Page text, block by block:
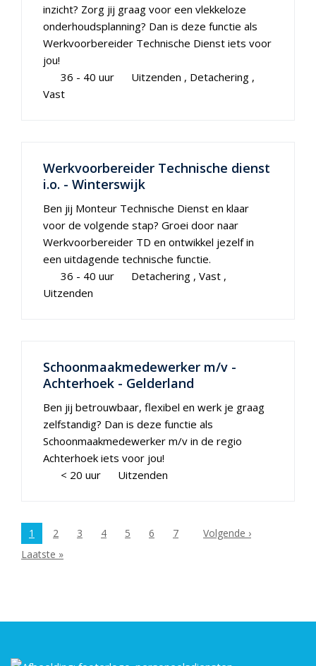
inzicht? Zorg jij graag voor een vlekkeloze
onderhoudsplanning? Dan is deze functie als
Werkvoorbereider Technische Dienst iets voor
jou!
36 - 40 uur
Uitzenden
Detachering
Vast
Werkvoorbereider Technische dienst
i.o. - Winterswijk
Ben jij Monteur Technische Dienst en klaar
voor de volgende stap? Groei door naar
Werkvoorbereider TD en ontwikkel jezelf in
een uitdagende technische functie.
36 - 40 uur
Detachering Vast
Uitzenden
Schoonmaakmedewerker m/v -
Achterhoek - Gelderland
Ben jij betrouwbaar, flexibel en werk je graag
zelfstandig? Dan is deze functie als
Schoonmaakmedewerker m/v in de regio
Achterhoek iets voor jou!
< 20 uur
Uitzenden
1 2 3 4 5 6 7
Volgende ›
Laatste »